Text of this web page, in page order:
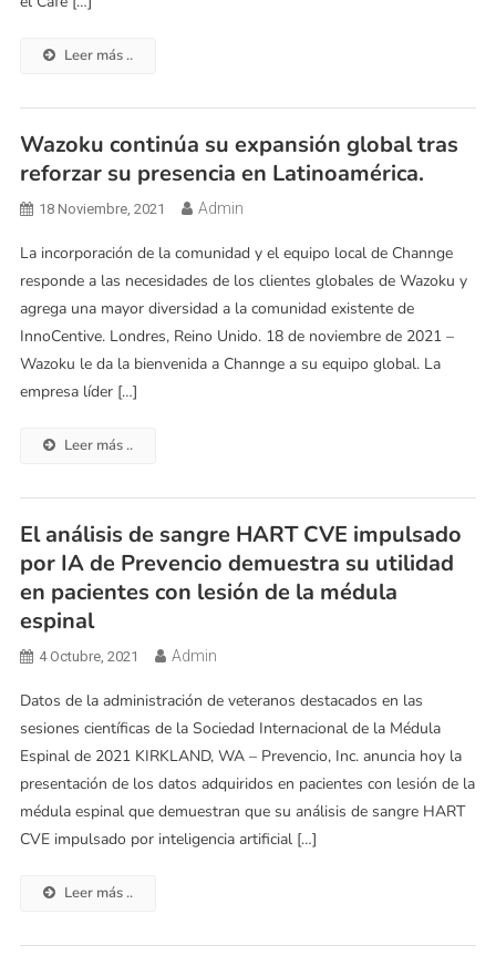
Leer más ..
Wazoku continúa su expansión global tras
reforzar su presencia en Latinoamérica.
18 Noviembre, 2021 Admin
La incorporación de la comunidad y el equipo local de Channge
responde a las necesidades de los clientes globales de Wazoku y
agrega una mayor diversidad a la comunidad existente de
InnoCentive. Londres, Reino Unido. 18 de noviembre de 2021 –
Wazoku le da la bienvenida a Channge a su equipo global. La
empresa líder […]
Leer más ..
El análisis de sangre HART CVE impulsado
por IA de Prevencio demuestra su utilidad
en pacientes con lesión de la médula
espinal
4 Octubre, 2021 Admin
Datos de la administración de veteranos destacados en las
sesiones científicas de la Sociedad Internacional de la Médula
Espinal de 2021 KIRKLAND, WA – Prevencio, Inc. anuncia hoy la
presentación de los datos adquiridos en pacientes con lesión de la
médula espinal que demuestran que su análisis de sangre HART
CVE impulsado por inteligencia artificial […]
Leer más ..